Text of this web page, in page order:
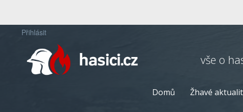
Přihlásit
vše o
Domů Žhavé